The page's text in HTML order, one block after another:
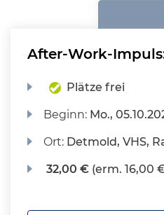
After-Work-
Plätze frei
Beginn: Mo.,
Ort: Detmold, VHS,
32,00 € (erm. 16,00